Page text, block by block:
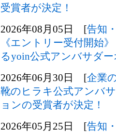
受賞者が決定！
2026年08月05日 [告知
《エントリー受付開始
るyoin公式アンバサダ
2026年06月30日 [企業
靴のヒラキ公式アンバ
ョンの受賞者が決定！
2026年05月25日 [告知